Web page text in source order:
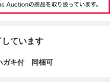
ています
ガキ付 同梱可